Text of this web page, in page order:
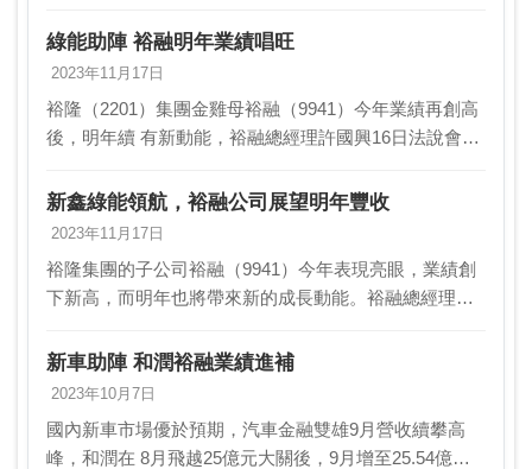
範變化，但裕融深化多元布局有成，合併 資產於上…
綠能助陣 裕融明年業績唱旺
2023年11月17日
裕隆（2201）集團金雞母裕融（9941）今年業績再創高
後，明年續 有新動能，裕融總經理許國興16日法說會表
部分也有兩項較大型投資案，預計明年 …
新鑫綠能領航，裕融公司展望明年豐收
2023年11月17日
裕隆集團的子公司裕融（9941）今年表現亮眼，業績創
下新高，而明年也將帶來新的成長動能。裕融總經理許
120MW，儲能部分也有兩項大型投資案，預計明年底將
投…
新車助陣 和潤裕融業績進補
2023年10月7日
國內新車市場優於預期，汽車金融雙雄9月營收續攀高
峰，和潤在 8月飛越25億元大關後，9月增至25.54億